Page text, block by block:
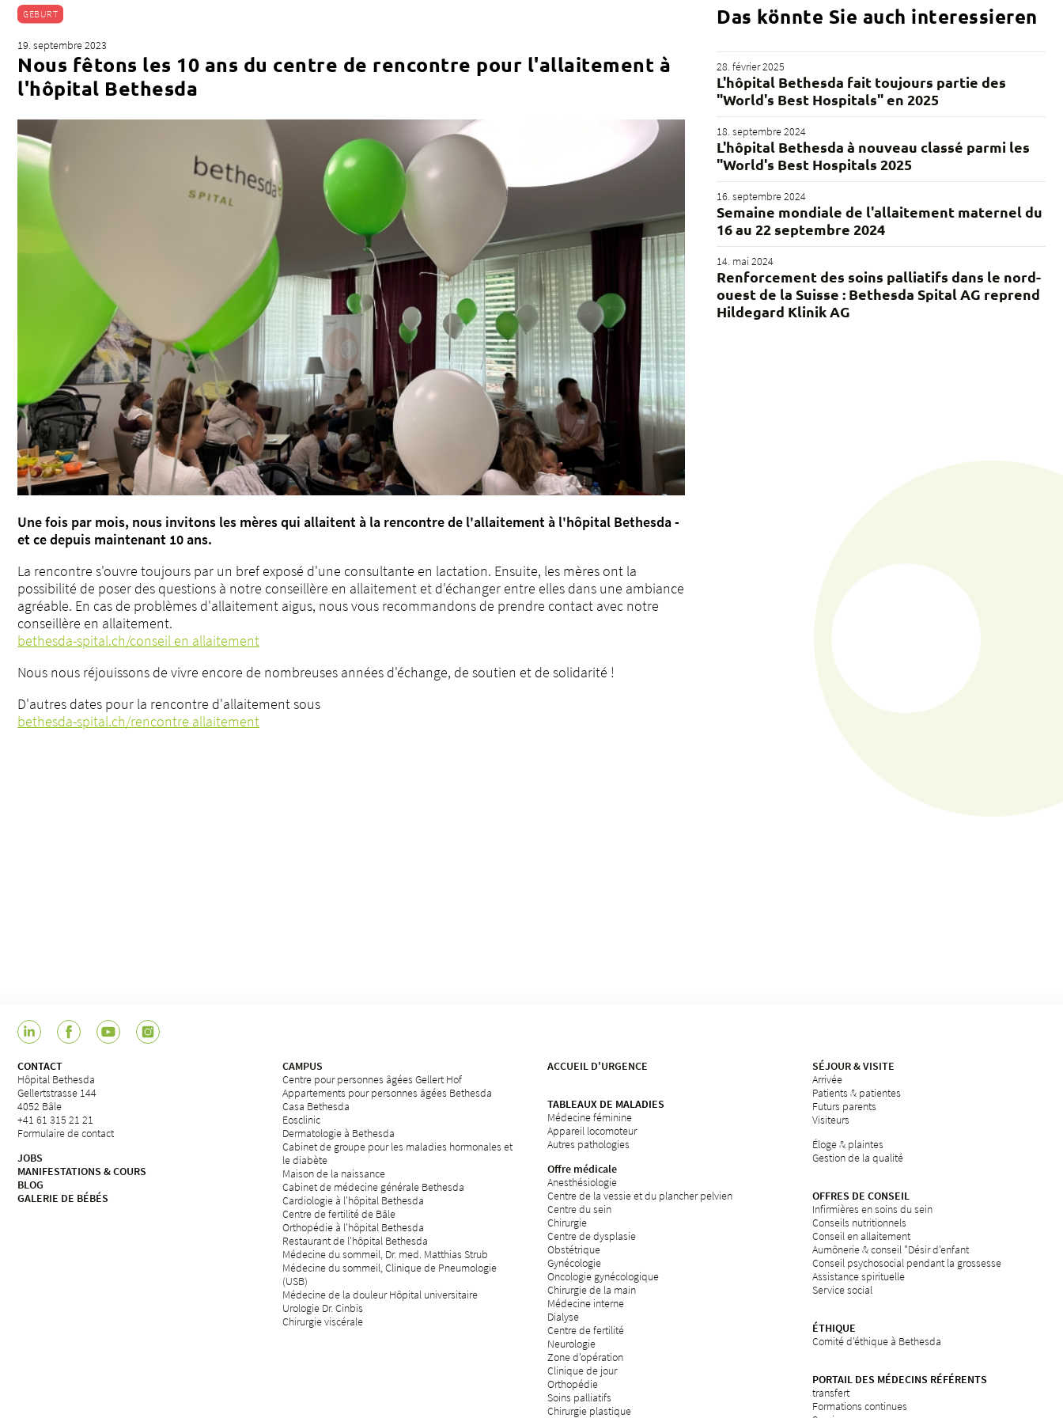
Accueil des urgences / Urgences
GEBURT
19. septembre 2023
Nous fêtons les 10 ans du centre de rencontre pour l'allaitement à
l'hôpital Bethesda
Une fois par mois, nous invitons les mères qui allaitent à la rencontre de l'allaitement à l'hôpital Bethesda -
et ce depuis maintenant 10 ans.
La rencontre s'ouvre toujours par un bref exposé d'une consultante en lactation. Ensuite, les mères ont la
possibilité de poser des questions à notre conseillère en allaitement et d'échanger entre elles dans une ambiance
agréable. En cas de problèmes d'allaitement aigus, nous vous recommandons de prendre contact avec notre
conseillère en allaitement.
bethesda-spital.ch/conseil en allaitement
Nous nous réjouissons de vivre encore de nombreuses années d'échange, de soutien et de solidarité !
D'autres dates pour la rencontre d'allaitement sous
bethesda-spital.ch/rencontre allaitement
Das könnte Sie auch interessieren
28. février 2025
L'hôpital Bethesda fait toujours partie des
"World's Best Hospitals" en 2025
18. septembre 2024
L'hôpital Bethesda à nouveau classé parmi les
"World's Best Hospitals 2025
16. septembre 2024
Semaine mondiale de l'allaitement maternel du
16 au 22 septembre 2024
14. mai 2024
Renforcement des soins palliatifs dans le nord-
ouest de la Suisse : Bethesda Spital AG reprend
Hildegard Klinik AG
CONTACT
Hôpital Bethesda
Gellertstrasse 144
4052 Bâle
+41 61 315 21 21
Formulaire de contact
JOBS
MANIFESTATIONS & COURS
BLOG
GALERIE DE BÉBÉS
CAMPUS
Centre pour personnes âgées Gellert Hof
Appartements pour personnes âgées Bethesda
Casa Bethesda
Eosclinic
Dermatologie à Bethesda
Cabinet de groupe pour les maladies hormonales et
le diabète
Maison de la naissance
Cabinet de médecine générale Bethesda
Cardiologie à l'hôpital Bethesda
Centre de fertilité de Bâle
Orthopédie à l'hôpital Bethesda
Restaurant de l'hôpital Bethesda
Médecine du sommeil, Dr. med. Matthias Strub
Médecine du sommeil, Clinique de Pneumologie
(USB)
Médecine de la douleur Hôpital universitaire
Urologie Dr. Cinbis
Chirurgie viscérale
ACCUEIL D'URGENCE
TABLEAUX DE MALADIES
Médecine féminine
Appareil locomoteur
Autres pathologies
Offre médicale
Anesthésiologie
Centre de la vessie et du plancher pelvien
Centre du sein
Chirurgie
Centre de dysplasie
Obstétrique
Gynécologie
Oncologie gynécologique
Chirurgie de la main
Médecine interne
Dialyse
Centre de fertilité
Neurologie
Zone d'opération
Clinique de jour
Orthopédie
Soins palliatifs
Chirurgie plastique
SÉJOUR & VISITE
Arrivée
Patients & patientes
Futurs parents
Visiteurs
Éloge & plaintes
Gestion de la qualité
OFFRES DE CONSEIL
Infirmières en soins du sein
Conseils nutritionnels
Conseil en allaitement
Aumônerie & conseil "Désir d'enfant
Conseil psychosocial pendant la grossesse
Assistance spirituelle
Service social
ÉTHIQUE
Comité d'éthique à Bethesda
PORTAIL DES MÉDECINS RÉFÉRENTS
transfert
Formations continues